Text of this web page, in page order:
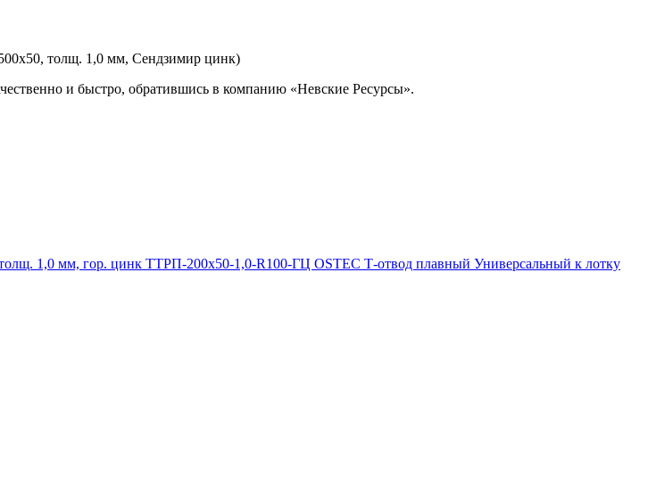
толщ. 1,0 мм, Сендзимир цинк)
и быстро, обратившись в компанию «Невские Ресурсы».
ТТРП-200х50-1,0-R100-ГЦ OSTEC Т-отвод плавный Универсальный к лотку